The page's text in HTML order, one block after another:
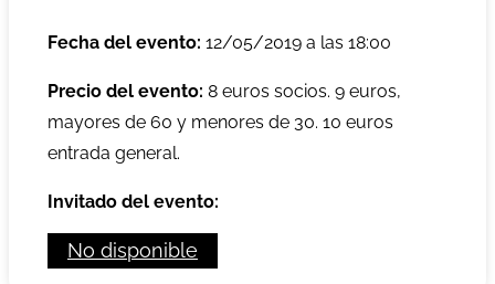
Fecha del evento: 12/05/2019 a las 18:00
Precio del evento: 8 euros socios. 9 euros,
mayores de 60 y menores de 30. 10 euros
entrada general.
Invitado del evento:
No disponible